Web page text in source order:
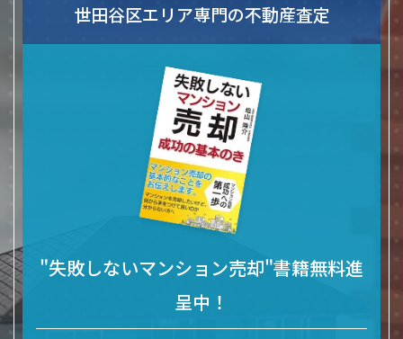
世田谷区エリア専門の不動産査定
"失敗しないマンション売却"書籍無料進
呈中！